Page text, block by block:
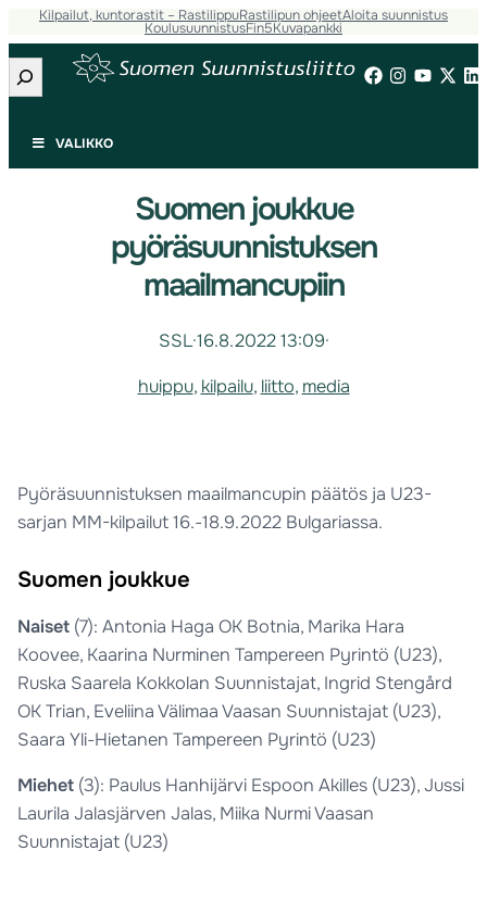
Kilpailut, kuntorastit – RastilippuRastilipun ohjeetAloita suunnistus
KoulusuunnistusFin5Kuvapankki
Etsi
VALIKKO
Suomen joukkue
pyöräsuunnistuksen
maailmancupiin
SSL·16.8.2022 13:09·
huippu, kilpailu, liitto, media
Pyöräsuunnistuksen maailmancupin päätös ja U23-
sarjan MM-kilpailut 16.-18.9.2022 Bulgariassa.
Suomen joukkue
Naiset (7): Antonia Haga OK Botnia, Marika Hara
Koovee, Kaarina Nurminen Tampereen Pyrintö (U23),
Ruska Saarela Kokkolan Suunnistajat, Ingrid Stengård
OK Trian, Eveliina Välimaa Vaasan Suunnistajat (U23),
Saara Yli-Hietanen Tampereen Pyrintö (U23)
Miehet (3): Paulus Hanhijärvi Espoon Akilles (U23), Jussi
Laurila Jalasjärven Jalas, Miika Nurmi Vaasan
Suunnistajat (U23)